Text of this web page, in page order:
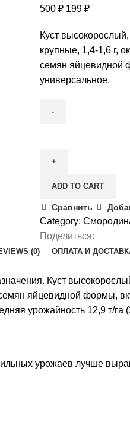
500₽ 199 ₽
Куст
крупные, 1,4-1,6 г,
семян яйцевидной
универсальное.
Тамерлан
ADD TO CART
Сравнить
Category:
Поделиться:
(0) ОПЛАТА И
Куст
яйцевидной формы,
урожайность 12,9 т/га
урожаев лучше